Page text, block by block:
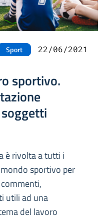
Sport 22/06/2021
sportivo.
è rivolta a tutti i
sportivo per
utili ad una
del lavoro